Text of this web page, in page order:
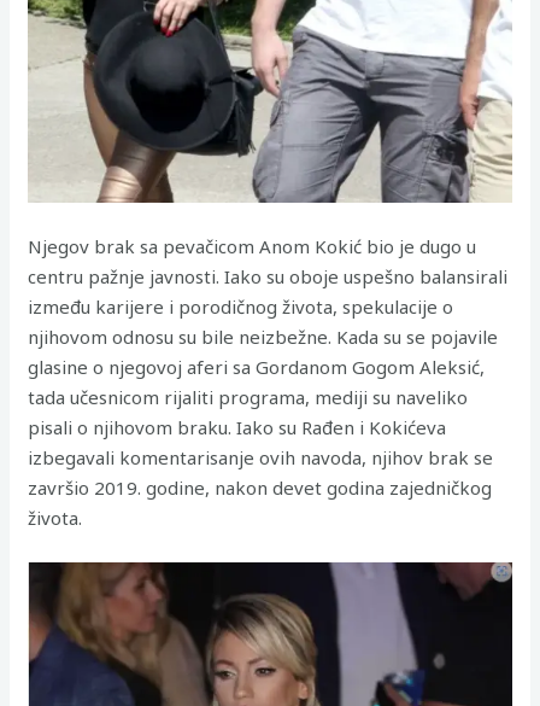
Njegov brak sa pevačicom Anom Kokić bio je dugo u
centru pažnje javnosti. Iako su oboje uspešno balansirali
između karijere i porodičnog života, spekulacije o
njihovom odnosu su bile neizbežne. Kada su se pojavile
glasine o njegovoj aferi sa Gordanom Gogom Aleksić,
tada učesnicom rijaliti programa, mediji su naveliko
pisali o njihovom braku. Iako su Rađen i Kokićeva
izbegavali komentarisanje ovih navoda, njihov brak se
završio 2019. godine, nakon devet godina zajedničkog
života.